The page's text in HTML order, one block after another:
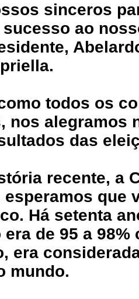
sinceros
sucesso ao
todos os
nos alegramos
das
recente, a
esperamos que
Há setenta
de 95 a 98%
era
mundo.